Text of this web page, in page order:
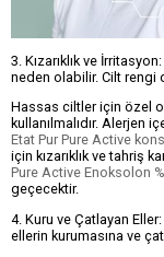
3. Kızarıklık ve
neden olabilir. Cilt rengi
Hassas ciltler için özel
kullanılmalıdır. Alerjen
Etat Pur Pure Active
için kızarıklık ve tahriş
Pure Active Enoksolon
geçecektir.
4. Kuru ve Çatlayan Eller:
ellerin kurumasına ve